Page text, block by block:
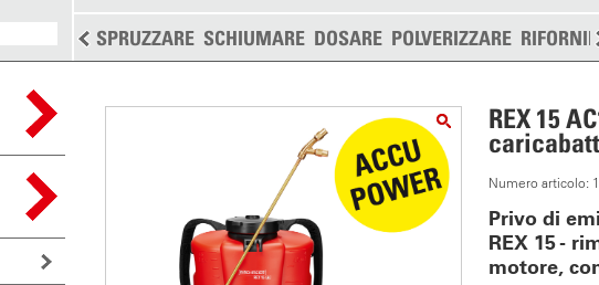
SPRUZZARE SCHIUMARE DOSARE POLVERIZZARE
REX 15
Numero articolo:
Privo di
REX 15 -
motore,